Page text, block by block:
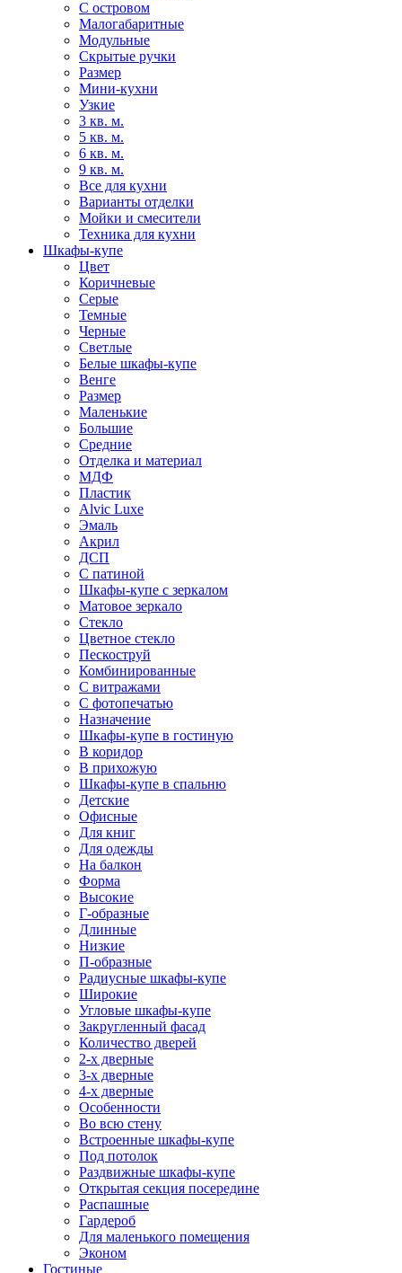
С островом
Малогабаритные
Модульные
Скрытые ручки
Размер
Мини-кухни
Узкие
3 кв. м.
5 кв. м.
6 кв. м.
9 кв. м.
Все для кухни
Варианты отделки
Мойки и смесители
Техника для кухни
Шкафы-купе
Цвет
Коричневые
Серые
Темные
Черные
Светлые
Белые шкафы-купе
Венге
Размер
Маленькие
Большие
Средние
Отделка и материал
МДФ
Пластик
Alvic Luxe
Эмаль
Акрил
ДСП
С патиной
Шкафы-купе с зеркалом
Матовое зеркало
Стекло
Цветное стекло
Пескоструй
Комбинированные
С витражами
С фотопечатью
Назначение
Шкафы-купе в гостиную
В коридор
В прихожую
Шкафы-купе в спальню
Детские
Офисные
Для книг
Для одежды
На балкон
Форма
Высокие
Г-образные
Длинные
Низкие
П-образные
Радиусные шкафы-купе
Широкие
Угловые шкафы-купе
Закругленный фасад
Количество дверей
2-х дверные
3-х дверные
4-х дверные
Особенности
Во всю стену
Встроенные шкафы-купе
Под потолок
Раздвижные шкафы-купе
Открытая секция посередине
Распашные
Гардероб
Для маленького помещения
Эконом
Гостиные